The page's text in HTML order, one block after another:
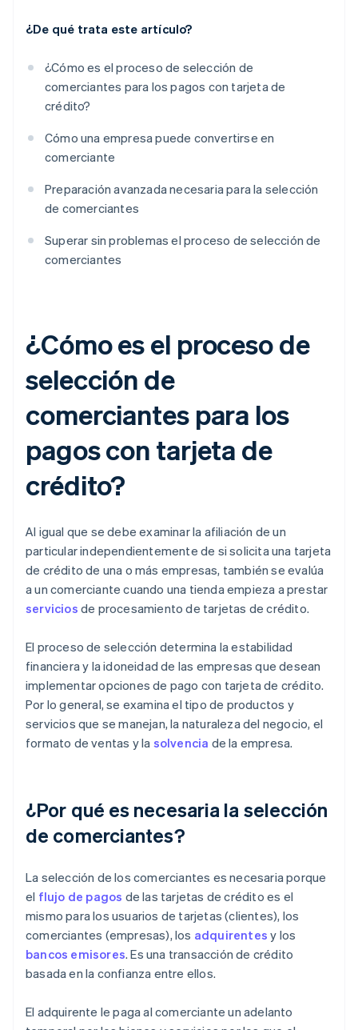
¿De qué trata este artículo?
¿Cómo es el proceso de selección de
comerciantes para los pagos con tarjeta de
crédito?
Cómo una empresa puede convertirse en
comerciante
Preparación avanzada necesaria para la selección
de comerciantes
Superar sin problemas el proceso de selección de
comerciantes
¿Cómo es el proceso de
selección de
comerciantes para los
pagos con tarjeta de
crédito?
Al igual que se debe examinar la afiliación de un
particular independientemente de si solicita una tarjeta
de crédito de una o más empresas, también se evalúa
a un comerciante cuando una tienda empieza a prestar
servicios de procesamiento de tarjetas de crédito.
El proceso de selección determina la estabilidad
financiera y la idoneidad de las empresas que desean
implementar opciones de pago con tarjeta de crédito.
Por lo general, se examina el tipo de productos y
servicios que se manejan, la naturaleza del negocio, el
formato de ventas y la solvencia de la empresa.
¿Por qué es necesaria la selección
de comerciantes?
La selección de los comerciantes es necesaria porque
el flujo de pagos de las tarjetas de crédito es el
mismo para los usuarios de tarjetas (clientes), los
comerciantes (empresas), los adquirentes y los
bancos emisores. Es una transacción de crédito
basada en la confianza entre ellos.
El adquirente le paga al comerciante un adelanto